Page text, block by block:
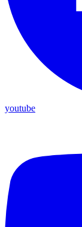
youtube